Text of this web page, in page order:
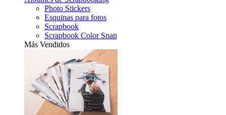
Photo Stickers
Esquinas para fotos
Scrapbook
Scrapbook Color Snap
Más Vendidos